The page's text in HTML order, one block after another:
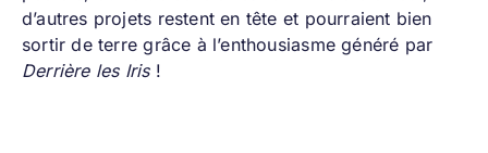
d’autres projets restent en tête et pourraient bien
sortir de terre grâce à l’enthousiasme généré par
Derrière les Iris !